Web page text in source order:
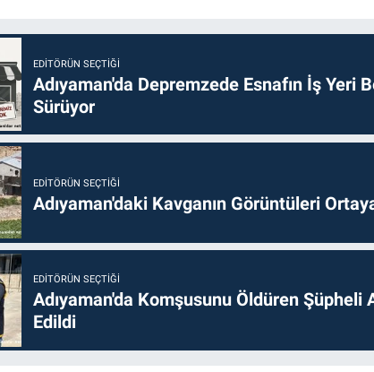
EDITÖRÜN SEÇTIĞI
Adıyaman'da Depremzede Esnafın İş Yeri
Sürüyor
EDITÖRÜN SEÇTIĞI
Adıyaman'daki Kavganın Görüntüleri
EDITÖRÜN SEÇTIĞI
Adıyaman'da Komşusunu Öldüren Şüpheli
Edildi